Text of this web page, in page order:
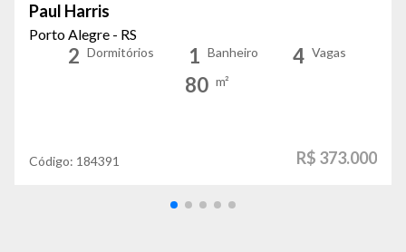
Paul Harris
Porto Alegre - RS
2 Dormitórios 1 Banheiro 4 Vagas
80 m²
Código: 184391 R$ 373.000